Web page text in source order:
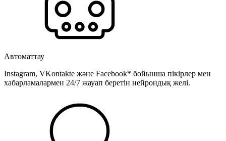
Автоматтау
Instagram, VKontakte және Facebook* бойынша пікірлер мен
хабарламалармен 24/7 жауап беретін нейрондық желі.